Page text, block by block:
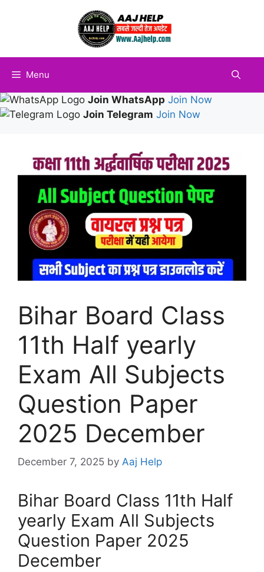
Menu
Join WhatsApp Join Now
Join Telegram Join Now
Bihar Board Class
11th Half yearly
Exam All Subjects
Question Paper
2025 December
December 7, 2025 by Aaj Help
Bihar Board Class 11th Half
yearly Exam All Subjects
Question Paper 2025
December